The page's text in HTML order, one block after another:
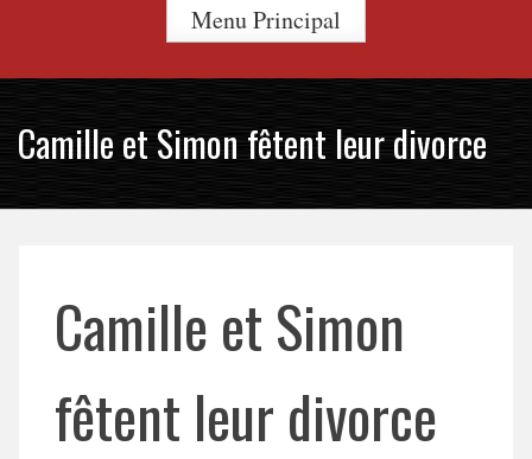
Menu Principal
Camille et Simon fêtent leur divorce
Camille et Simon
fêtent leur divorce